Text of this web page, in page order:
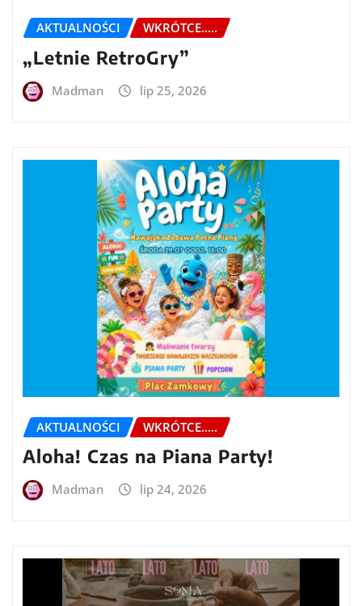
AKTUALNOŚCI WKRÓTCE.....
„Letnie RetroGry”
Madman lip 25, 2026
AKTUALNOŚCI WKRÓTCE.....
Aloha! Czas na Piana Party!
Madman lip 24, 2026